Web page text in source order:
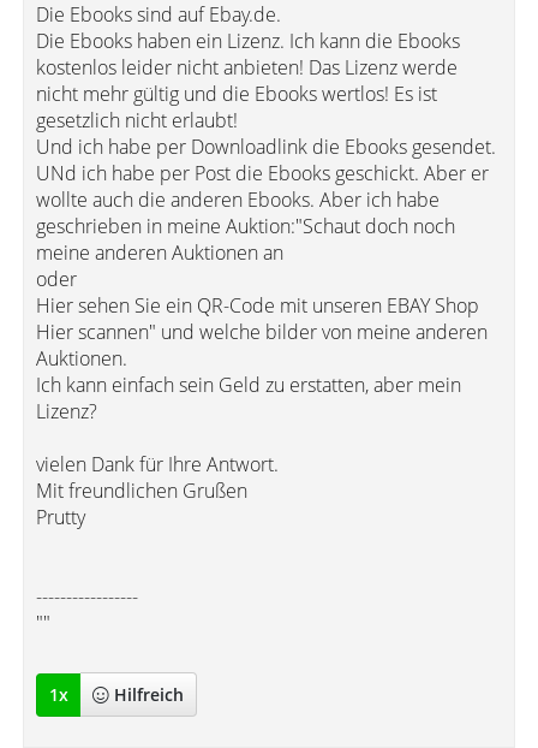
Die Ebooks sind auf Ebay.de.
Die Ebooks haben ein Lizenz. Ich kann die Ebooks
kostenlos leider nicht anbieten! Das Lizenz werde
nicht mehr gültig und die Ebooks wertlos! Es ist
gesetzlich nicht erlaubt!
Und ich habe per Downloadlink die Ebooks gesendet.
UNd ich habe per Post die Ebooks geschickt. Aber er
wollte auch die anderen Ebooks. Aber ich habe
geschrieben in meine Auktion:"Schaut doch noch
meine anderen Auktionen an
oder
Hier sehen Sie ein QR-Code mit unseren EBAY Shop
Hier scannen" und welche bilder von meine anderen
Auktionen.
Ich kann einfach sein Geld zu erstatten, aber mein
Lizenz?
vielen Dank für Ihre Antwort.
Mit freundlichen Grußen
Prutty
-----------------
""
1x Hilfreich